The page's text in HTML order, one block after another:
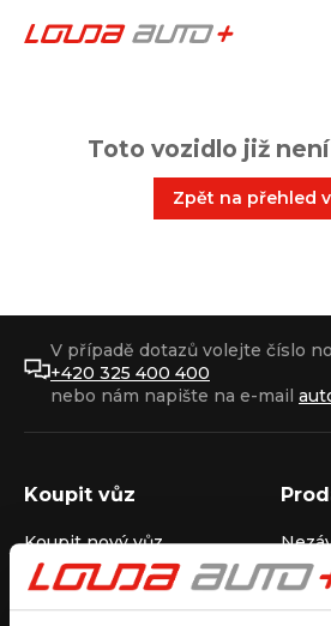
Toto vozidlo již
Zpět na přehled
V případě dotazů volejte číslo
+420 325 400 400
nebo nám napište na e-mail
Koupit vůz
Koupit nový vůz
Koupit ojetý vůz
Koupit užitkový vůz